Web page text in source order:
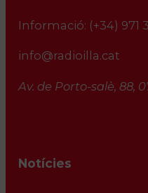
Informació: (+34) 971
info@radioilla.cat
Av. de Porto-salè, 88,
Notícies